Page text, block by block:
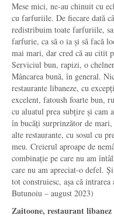
Mese mici, ne-au chinuit cu
cu farfuriile. De fiecare dată
redistribuim toate farfuriile,
farfurie, ca să o ia și să facă
mai mari, dar cred că au citit
Serviciul bun, rapizi, o
Mâncarea bună, în general.
restaurante libaneze, cu
excelent, fatoush foarte bun,
cu aluatul prea subțire și cam
în bucăți surprinzător de
alte restaurante, cu sosul cu
meu. Creierul aproape de
combinație pe care nu am
care nu am apreciat-o defel.
tot construiesc, așa că
Butunoiu – august 2023)
Zaitoone, restaurant